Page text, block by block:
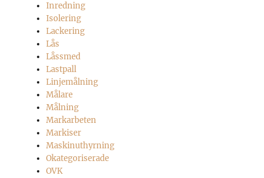
Inredning
Isolering
Lackering
Lås
Låssmed
Lastpall
Linjemålning
Målare
Målning
Markarbeten
Markiser
Maskinuthyrning
Okategoriserade
OVK